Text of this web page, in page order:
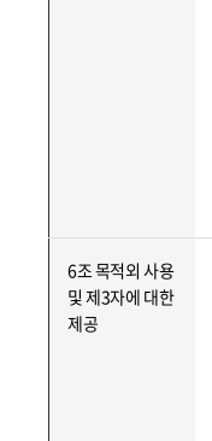
6조 목적외 사용
및 제3자에 대한
제공